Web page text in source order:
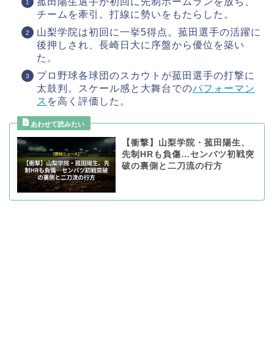
チームを牽引。打線に勢いをもたらした。
山梨学院は初回に一挙5得点。菰田選手の活躍に
後押しされ、長崎日大に序盤から優位を築い
た。
プロ野球各球団のスカウトが菰田選手の打撃に
太鼓判。スケール感と大舞台でのパフォーマン
ス を高く評価した。
【衝撃】山梨学院・菰田陽生、
先制HRも負傷…センバツ初戦突
破の裏側と二刀流の行方